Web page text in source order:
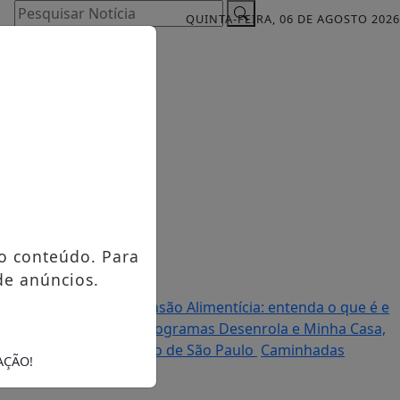
QUINTA-FEIRA, 06 DE AGOSTO 2026
Pesquisar Notícia
Pix Pensão Alimentícia: entenda o que é e
habitação e altera programas Desenrola e Minha Casa,
Tarcísio ao governo de São Paulo Caminhadas
conteúdo. Para
anúncios.